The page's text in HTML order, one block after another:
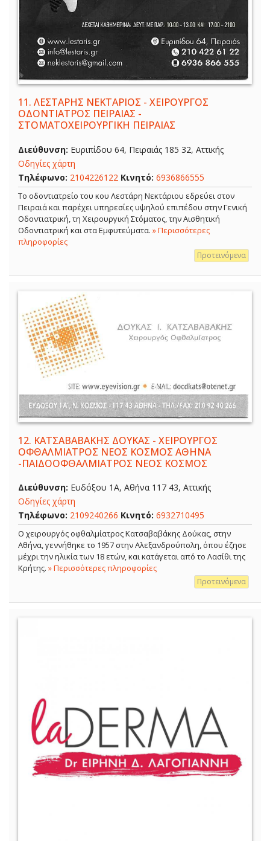
11. ΛΕΣΤΑΡΗΣ ΝΕΚΤΑΡΙΟΣ - ΧΕΙΡΟΥΡΓΟΣ
ΟΔΟΝΤΙΑΤΡΟΣ ΠΕΙΡΑΙΑΣ -
ΣΤΟΜΑΤΟΧΕΙΡΟΥΡΓΙΚΗ ΠΕΙΡΑΙΑΣ
Διεύθυνση: Ευριπίδου 64, Πειραιάς 185 32, Αττικής
Οδηγίες χάρτη
Τηλέφωνο: 2104226122 Κινητό: 6936866555
Το οδοντιατρείο του κου Λεστάρη Νεκτάριου εδρεύει στον
Πειραιά και παρέχει υπηρεσίες υψηλού επιπέδου στην Γενική
Οδοντιατρική, τη Χειρουργική Στόματος, την Αισθητική
Οδοντιατρική και στα Εμφυτεύματα. » Περισσότερες
πληροφορίες
Προτεινόμενα
12. ΚΑΤΣΑΒΑΒΑΚΗΣ ΔΟΥΚΑΣ - ΧΕΙΡΟΥΡΓΟΣ
ΟΦΘΑΛΜΙΑΤΡΟΣ ΝΕΟΣ ΚΟΣΜΟΣ ΑΘΗΝΑ
-ΠΑΙΔΟΟΦΘΑΛΜΙΑΤΡΟΣ ΝΕΟΣ ΚΟΣΜΟΣ
Διεύθυνση: Ευδόξου 1Α, Αθήνα 117 43, Αττικής
Οδηγίες χάρτη
Τηλέφωνο: 2109240266 Κινητό: 6932710495
Ο χειρουργός οφθαλμίατρος Κατσαβαβάκης Δούκας, στην
Αθήνα, γεννήθηκε το 1957 στην Αλεξανδρούπολη, όπου έζησε
μέχρι την ηλικία των 18 ετών, και κατάγεται από το Λασίθι της
Κρήτης. » Περισσότερες πληροφορίες
Προτεινόμενα